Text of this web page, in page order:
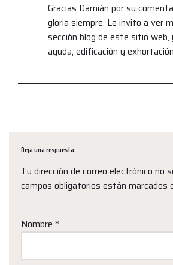
Gracias Damián por su
gloria siempre. Le invito a ver
sección blog de este sitio web,
ayuda, edificación y
Deja una respuesta
Tu dirección de correo electrónico no
campos obligatorios están marcados
Nombre *